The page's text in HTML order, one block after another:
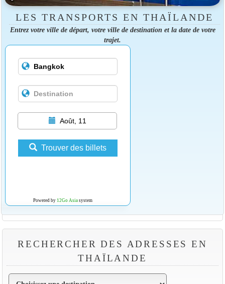
LES TRANSPORTS EN THAÏLANDE
Entrez votre ville de départ, votre ville de destination et la date de votre
trajet.
Août, 11
Trouver des billets
Powered by 12Go Asia system
RECHERCHER DES ADRESSES EN
THAÏLANDE